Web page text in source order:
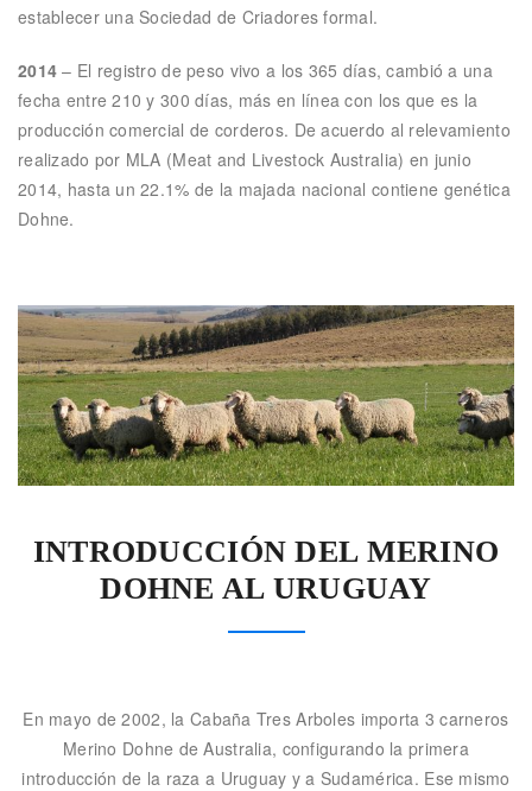
establecer una Sociedad de Criadores formal.
2014 – El registro de peso vivo a los 365 días, cambió a una
fecha entre 210 y 300 días, más en línea con los que es la
producción comercial de corderos. De acuerdo al relevamiento
realizado por MLA (Meat and Livestock Australia) en junio
2014, hasta un 22.1% de la majada nacional contiene genética
Dohne.
INTRODUCCIÓN DEL MERINO
DOHNE AL URUGUAY
En mayo de 2002, la Cabaña Tres Arboles importa 3 carneros
Merino Dohne de Australia, configurando la primera
introducción de la raza a Uruguay y a Sudamérica. Ese mismo